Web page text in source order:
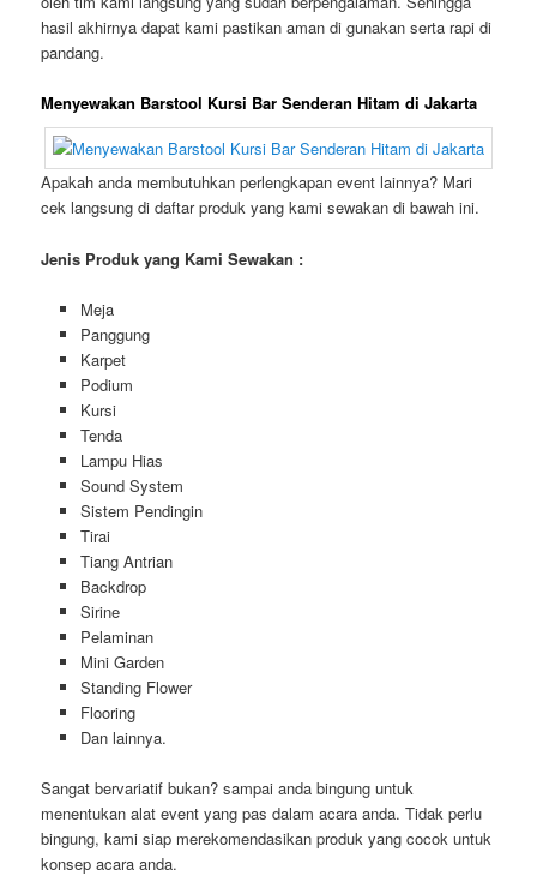
hasil akhirnya dapat kami pastikan aman di gunakan serta rapi di
pandang.
Menyewakan Barstool Kursi Bar Senderan Hitam di Jakarta
Apakah anda membutuhkan perlengkapan event lainnya? Mari
cek langsung di daftar produk yang kami sewakan di bawah ini.
Jenis Produk yang Kami Sewakan :
Meja
Panggung
Karpet
Podium
Kursi
Tenda
Lampu Hias
Sound System
Sistem Pendingin
Tirai
Tiang Antrian
Backdrop
Sirine
Pelaminan
Mini Garden
Standing Flower
Flooring
Dan lainnya.
Sangat bervariatif bukan? sampai anda bingung untuk
menentukan alat event yang pas dalam acara anda. Tidak perlu
bingung, kami siap merekomendasikan produk yang cocok untuk
konsep acara anda.